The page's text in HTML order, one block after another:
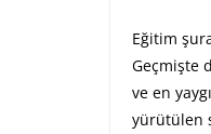
Eğitim
Geçmişte
ve en
yürütülen